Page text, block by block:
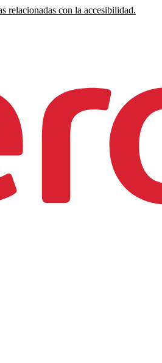
relacionadas con la accesibilidad.